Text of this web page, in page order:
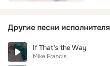
Другие песни исполнителя
If That's the Way
Mike Francis